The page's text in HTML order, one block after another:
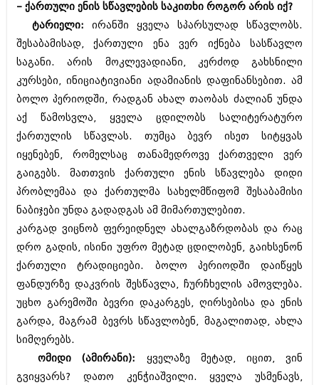
– ქართული ენის სწავლების საკითხი როგორ არის იქ?
ტარიელი: ირანში ყველა სპარსულად სწავლობს.
შესაბამისად, ქართული ენა ვერ იქნება სასწავლო
საგანი. არის მოკლევადიანი, კერძოდ გახსნილი
კურსები, ინიციატივიანი ადამიანის დაფინანსებით. ამ
ბოლო პერიოდში, რადგან ახალ თაობას ძალიან უნდა
აქ წამოსვლა, ყველა ცდილობს სალიტერატურო
ქართულის სწავლას. თუმცა ბევრ ისეთ სიტყვას
იყენებენ, რომელსაც თანამედროვე ქართველი ვერ
გაიგებს. მათთვის ქართული ენის სწავლება დიდი
პრობლემაა და ქართულმა სახელმწიფომ შესაბამისი
ნაბიჯები უნდა გადადგას ამ მიმართულებით.
კარგად ვიცნობ ფერეიდნელ ახალგაზრდობას და რაც
დრო გადის, ისინი უფრო მეტად ცდილობენ, გაიხსენონ
ქართული ტრადიციები. ბოლო პერიოდში დაიწყეს
ფანდურზე დაკვრის შესწავლა, ჩურჩხელის ამოვლება.
უცხო გარემოში ბევრი დაკარგეს, ღირსებისა და ენის
გარდა, მაგრამ ბევრს სწავლობენ, მაგალითად, ახლა
სიმღერებს.
ომიდი (ამირანი): ყველაზე მეტად, იცით, ვინ
გვიყვარს? დათო კენჭიაშვილი. ყველა უსმენავს,